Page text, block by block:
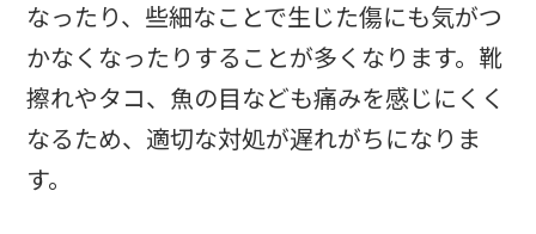
なったり、些細なことで生じた傷にも気がつ
かなくなったりすることが多くなります。靴
擦れやタコ、魚の目なども痛みを感じにくく
なるため、適切な対処が遅れがちになりま
す。